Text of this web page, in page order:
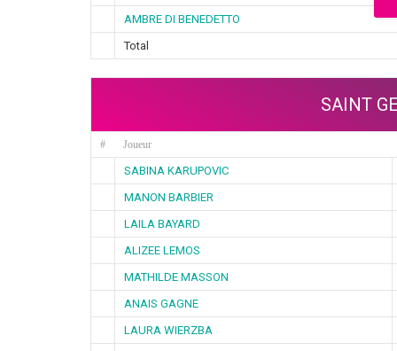
AMBRE DI BENEDETTO
Total
SAINT
# Joueur
SABINA KARUPOVIC
MANON BARBIER
LAILA BAYARD
ALIZEE LEMOS
MATHILDE MASSON
ANAIS GAGNE
LAURA WIERZBA